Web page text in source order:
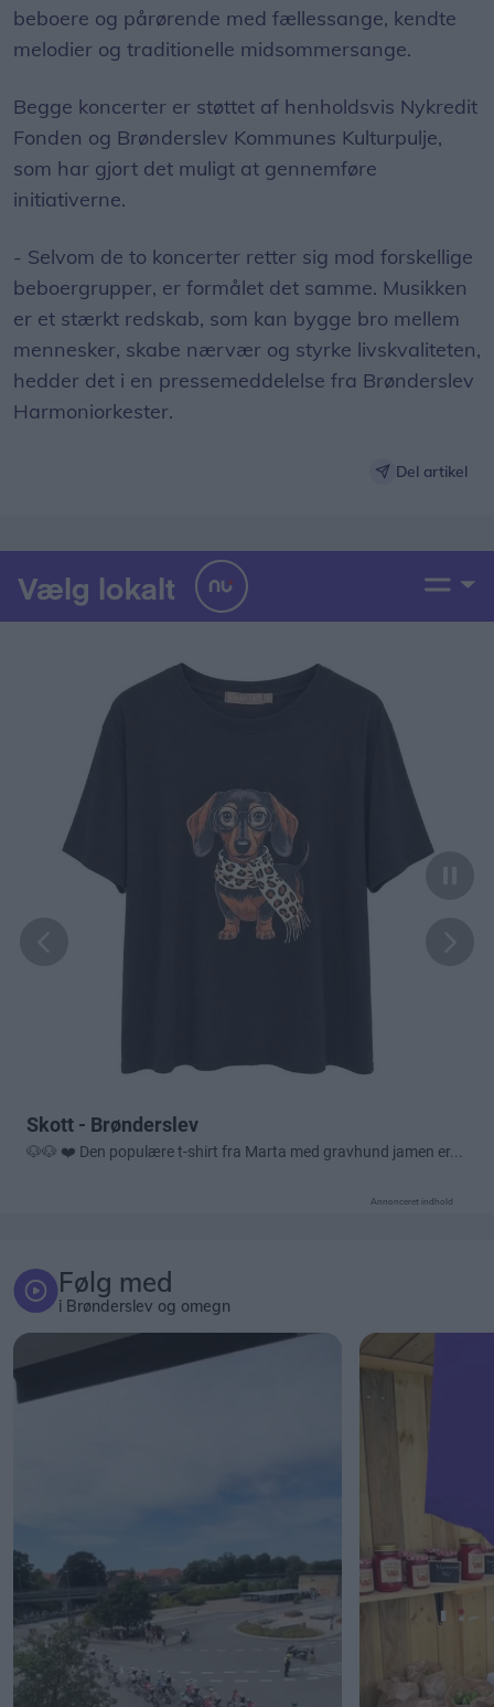
beboere og pårørende med fællessange, kendte
melodier og traditionelle midsommersange.
Begge koncerter er støttet af henholdsvis Nykredit
Fonden og Brønderslev Kommunes Kulturpulje,
som har gjort det muligt at gennemføre
initiativerne.
- Selvom de to koncerter retter sig mod forskellige
beboergrupper, er formålet det samme. Musikken
er et stærkt redskab, som kan bygge bro mellem
mennesker, skabe nærvær og styrke livskvaliteten,
hedder det i en pressemeddelelse fra Brønderslev
Harmoniorkester.
Del artikel
Annonceret indhold
Følg med
i Brønderslev og omegn